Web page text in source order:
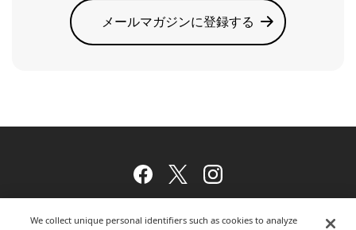
メールマガジンに登録する
Facebook
TwitterInstagram
We collect unique personal identifiers such as cookies to analyze